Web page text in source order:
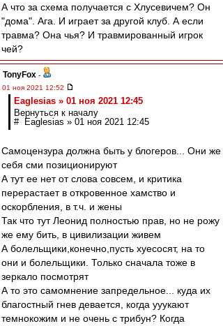
А что за схема получается с Хлусевичем? Он
"дома". Ага. И играет за другой клуб. А если
травма? Она чья? И травмированный игрок
чей?
TonyFox -
01 ноя 2021 12:52
Eaglesias » 01 ноя 2021 12:45
Вернуться к началу
# Eaglesias » 01 ноя 2021 12:45
Самоцензура должна быть у блогеров... Они же
себя сми позиционируют
А тут ее нет от слова совсем, и критика
перерастает в откровенное хамство и
оскорбления, в т.ч. и жены
Так что тут Леонид полностью прав, но не рожу
же ему бить, в цивилизации живем
А болельщики,конечно,пусть хуесосят, на то
они и болельщики. Только сначала тоже в
зеркало посмотрят
А то это самомнение запредельное... куда их
благостный гнев девается, когда ууукают
темнокожим и не очень с трибун? Когда